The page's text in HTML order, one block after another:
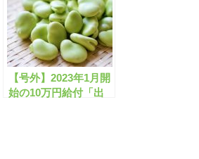
【号外】2023年1月開
始の10万円給付「出